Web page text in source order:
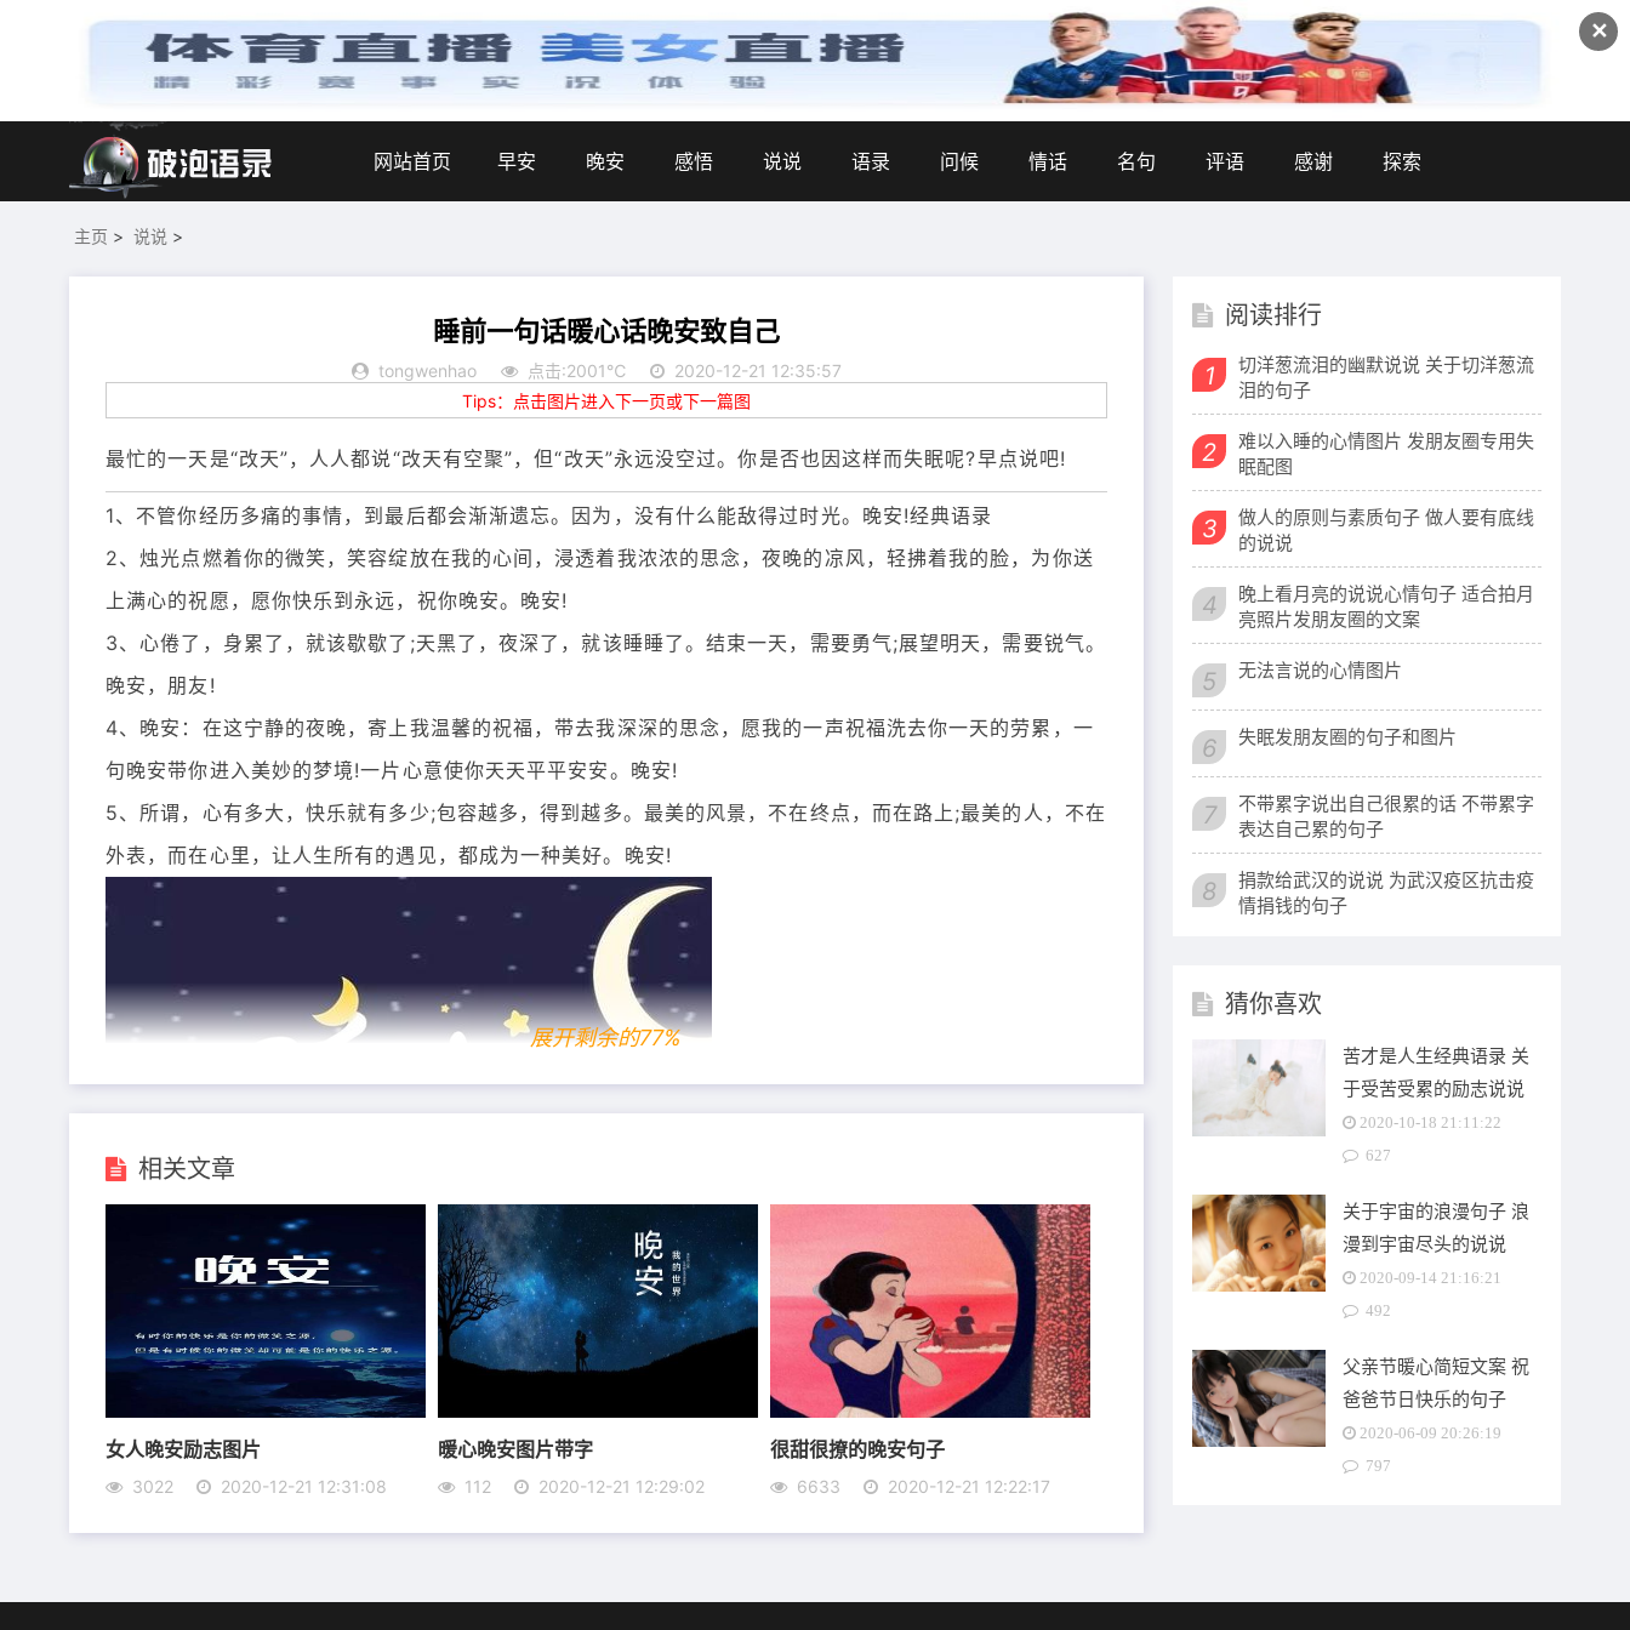
✕
网站首页 早安 晚安 感悟 说说 语录 问候 情话 名句 评语 感谢 探索
主页 > 说说 >
睡前一句话暖心话晚安致自己
tongwenhao 点击:2001℃
2020-12-21 12:35:57
Tips：点击图片进入下一页或下一篇图
最忙的一天是“改天”，人人都说“改天有空聚”，但“改天”永远没空过。你是否也因这样而失眠呢?早点说吧!
1、不管你经历多痛的事情，到最后都会渐渐遗忘。因为，没有什么能敌得过时光。晚安!经典语录
2、烛光点燃着你的微笑，笑容绽放在我的心间，浸透着我浓浓的思念，夜晚的凉风，轻拂着我的脸，为你送
上满心的祝愿，愿你快乐到永远，祝你晚安。晚安!
3、心倦了，身累了，就该歇歇了;天黑了，夜深了，就该睡睡了。结束一天，需要勇气;展望明天，需要锐气。
晚安，朋友!
4、晚安：在这宁静的夜晚，寄上我温馨的祝福，带去我深深的思念，愿我的一声祝福洗去你一天的劳累，一
句晚安带你进入美妙的梦境!一片心意使你天天平平安安。晚安!
5、所谓，心有多大，快乐就有多少;包容越多，得到越多。最美的风景，不在终点，而在路上;最美的人，不在
外表，而在心里，让人生所有的遇见，都成为一种美好。晚安!
展开剩余的77%
相关文章
女人晚安励志图片
3022 2020-12-21 12:31:08
暖心晚安图片带字
112 2020-12-21 12:29:02
很甜很撩的晚安句子
6633 2020-12-21 12:22:17
阅读排行
1
切洋葱流泪的幽默说说 关于切洋葱流
泪的句子
2
难以入睡的心情图片 发朋友圈专用失
眠配图
3
做人的原则与素质句子 做人要有底线
的说说
4
晚上看月亮的说说心情句子 适合拍月
亮照片发朋友圈的文案
5 无法言说的心情图片
6 失眠发朋友圈的句子和图片
7
不带累字说出自己很累的话 不带累字
表达自己累的句子
8
捐款给武汉的说说 为武汉疫区抗击疫
情捐钱的句子
猜你喜欢
苦才是人生经典语录 关
于受苦受累的励志说说
2020-10-18 21:11:22
627
关于宇宙的浪漫句子 浪
漫到宇宙尽头的说说
2020-09-14 21:16:21
492
父亲节暖心简短文案 祝
爸爸节日快乐的句子
2020-06-09 20:26:19
797